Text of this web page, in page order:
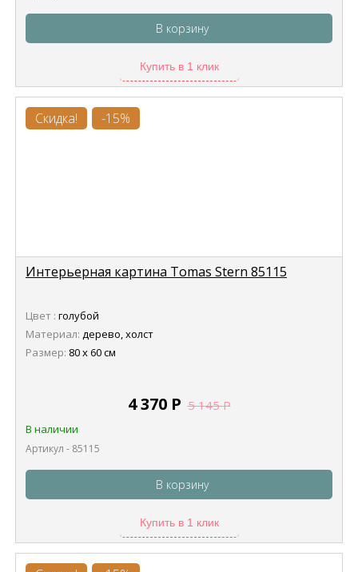
В корзину
Купить в 1 клик
Скидка! -15%
Интерьерная картина Tomas Stern 85115
Цвет : голубой
Материал: дерево, холст
Размер: 80 х 60 см
4 370 Р 5 145Р
В наличии
Артикул - 85115
В корзину
Купить в 1 клик